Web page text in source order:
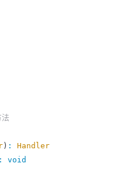
) :
Handler
:
void